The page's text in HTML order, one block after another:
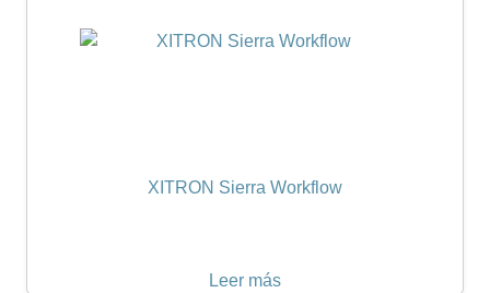
XITRON Sierra Workflow
Leer más